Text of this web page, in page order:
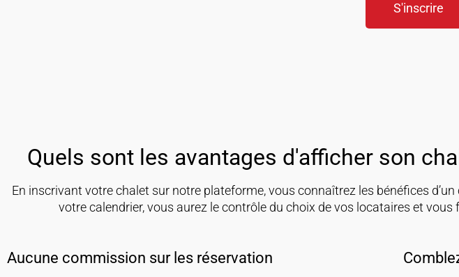
S'inscrire
Quels sont les avantages d'afficher son
En inscrivant votre chalet sur notre plateforme, vous connaîtrez les bénéfices
votre calendrier, vous aurez le contrôle du choix de vos locataires et
Aucune commission sur les réservation